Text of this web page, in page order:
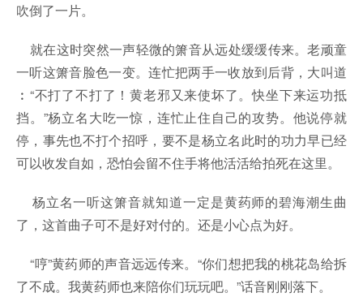
吹倒了一片。
就在这时突然一声轻微的箫音从远处缓缓传来。老顽童
一听这箫音脸色一变。连忙把两手一收放到后背，大叫道
︰“不打了不打了！黄老邪又来使坏了。快坐下来运功抵
挡。”杨立名大吃一惊，连忙止住自己的攻势。他说停就
停，事先也不打个招呼，要不是杨立名此时的功力早已经
可以收发自如，恐怕会留不住手将他活活给拍死在这里。
杨立名一听这箫音就知道一定是黄药师的碧海潮生曲
了，这首曲子可不是好对付的。还是小心点为好。
“哼”黄药师的声音远远传来。“你们想把我的桃花岛给拆
了不成。我黄药师也来陪你们玩玩吧。”话音刚刚落下。